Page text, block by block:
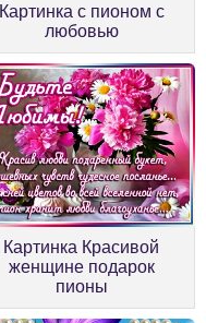
Картинка с пионом с
любовью
Картинка Красивой
женщине подарок
пионы